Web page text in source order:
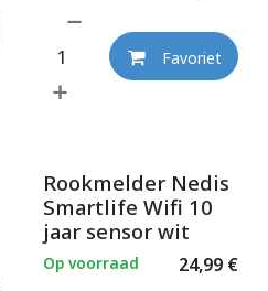
Favoriet
Rookmelder Nedis
Smartlife Wifi 10
jaar sensor wit
24,99€
Op voorraad